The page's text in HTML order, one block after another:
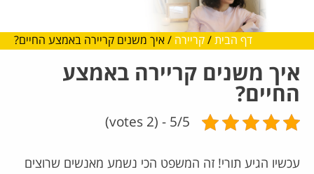
דף הבית / קריירה / איך משנים קריירה באמצע החיים?
איך משנים קריירה באמצע
החיים?
5/5 - (2 votes)
עכשיו הגיע תורי! זה המשפט הכי נשמע מאנשים שרוצים